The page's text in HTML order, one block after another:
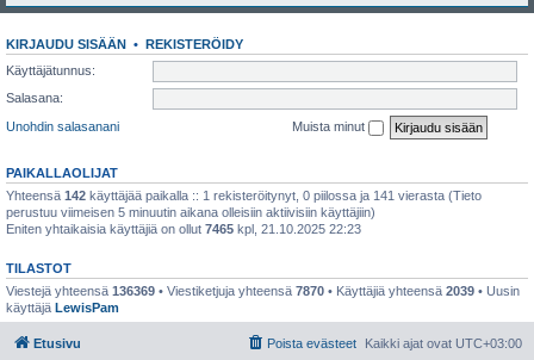
KIRJAUDU SISÄÄN • REKISTERÖIDY
Käyttäjätunnus:
Salasana:
Unohdin salasanani
Muista minut
PAIKALLAOLIJAT
Yhteensä 142 käyttäjää paikalla :: 1 rekisteröitynyt, 0 piilossa ja 141 vierasta (Tieto
perustuu viimeisen 5 minuutin aikana olleisiin aktiivisiin käyttäjiin)
Eniten yhtaikaisia käyttäjiä on ollut 7465 kpl, 21.10.2025 22:23
TILASTOT
Viestejä yhteensä 136369 • Viestiketjuja yhteensä 7870 • Käyttäjiä yhteensä 2039 • Uusin
käyttäjä LewisPam
Etusivu Kaikki ajat ovat UTC+03:00
Poista evästeet